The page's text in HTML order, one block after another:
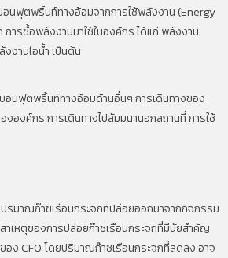
อนฟุตพริ้นท์ทางอ้อมจากการใช้พลังงาน (Energy
ารซื้อพลังงานมาใช้ในองค์กร ได้แก่ พลังงาน
งานไอน้ำ เป็นต้น
อนฟุตพริ้นท์ทางอ้อมด้านอื่นๆ การเดินทางของ
งองค์กร การเดินทางไปสัมมนานอกสถานที่ การใช้
ปริมาณก๊าซเรือนกระจกที่ปล่อยออกมาจากกิจกรรม
าเหตุของการปล่อยก๊าซเรือนกระจกที่มีนัยสำคัญ
อง CFO โดยปริมาณก๊าซเรือนกระจกที่ลดลง อาจ